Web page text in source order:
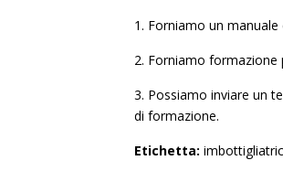
1. Forniamo un
2. Forniamo formazione
3. Possiamo inviare un
di formazione.
Etichetta: